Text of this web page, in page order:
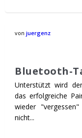
von juergenz
Bluetooth-
Unterstützt wird
das erfolgreiche
wieder
nicht...